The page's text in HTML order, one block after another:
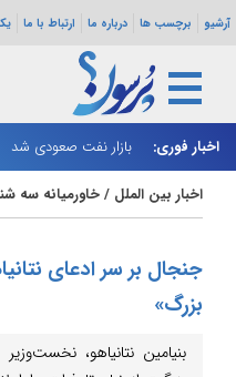
آرشیو برچسب ها درباره ما ارتباط با ما
اخبار فوری: بازار نفت صعودی شد
اخبار بین الملل /خاورمیانه سه شنبه 4 شهریور
جنجال بر سر ادعای
بزرگ»
بنیامین نتانیاهو،